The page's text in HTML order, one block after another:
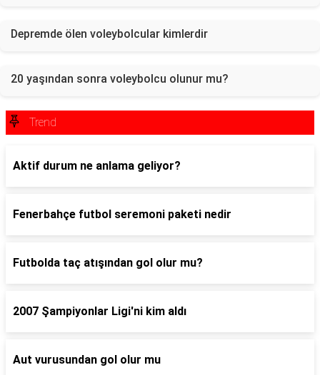
Depremde ölen voleybolcular kimlerdir
20 yaşından sonra voleybolcu olunur mu?
Trend
Aktif durum ne anlama geliyor?
Fenerbahçe futbol seremoni paketi nedir
Futbolda taç atışından gol olur mu?
2007 Şampiyonlar Ligi'ni kim aldı
Aut vurusundan gol olur mu